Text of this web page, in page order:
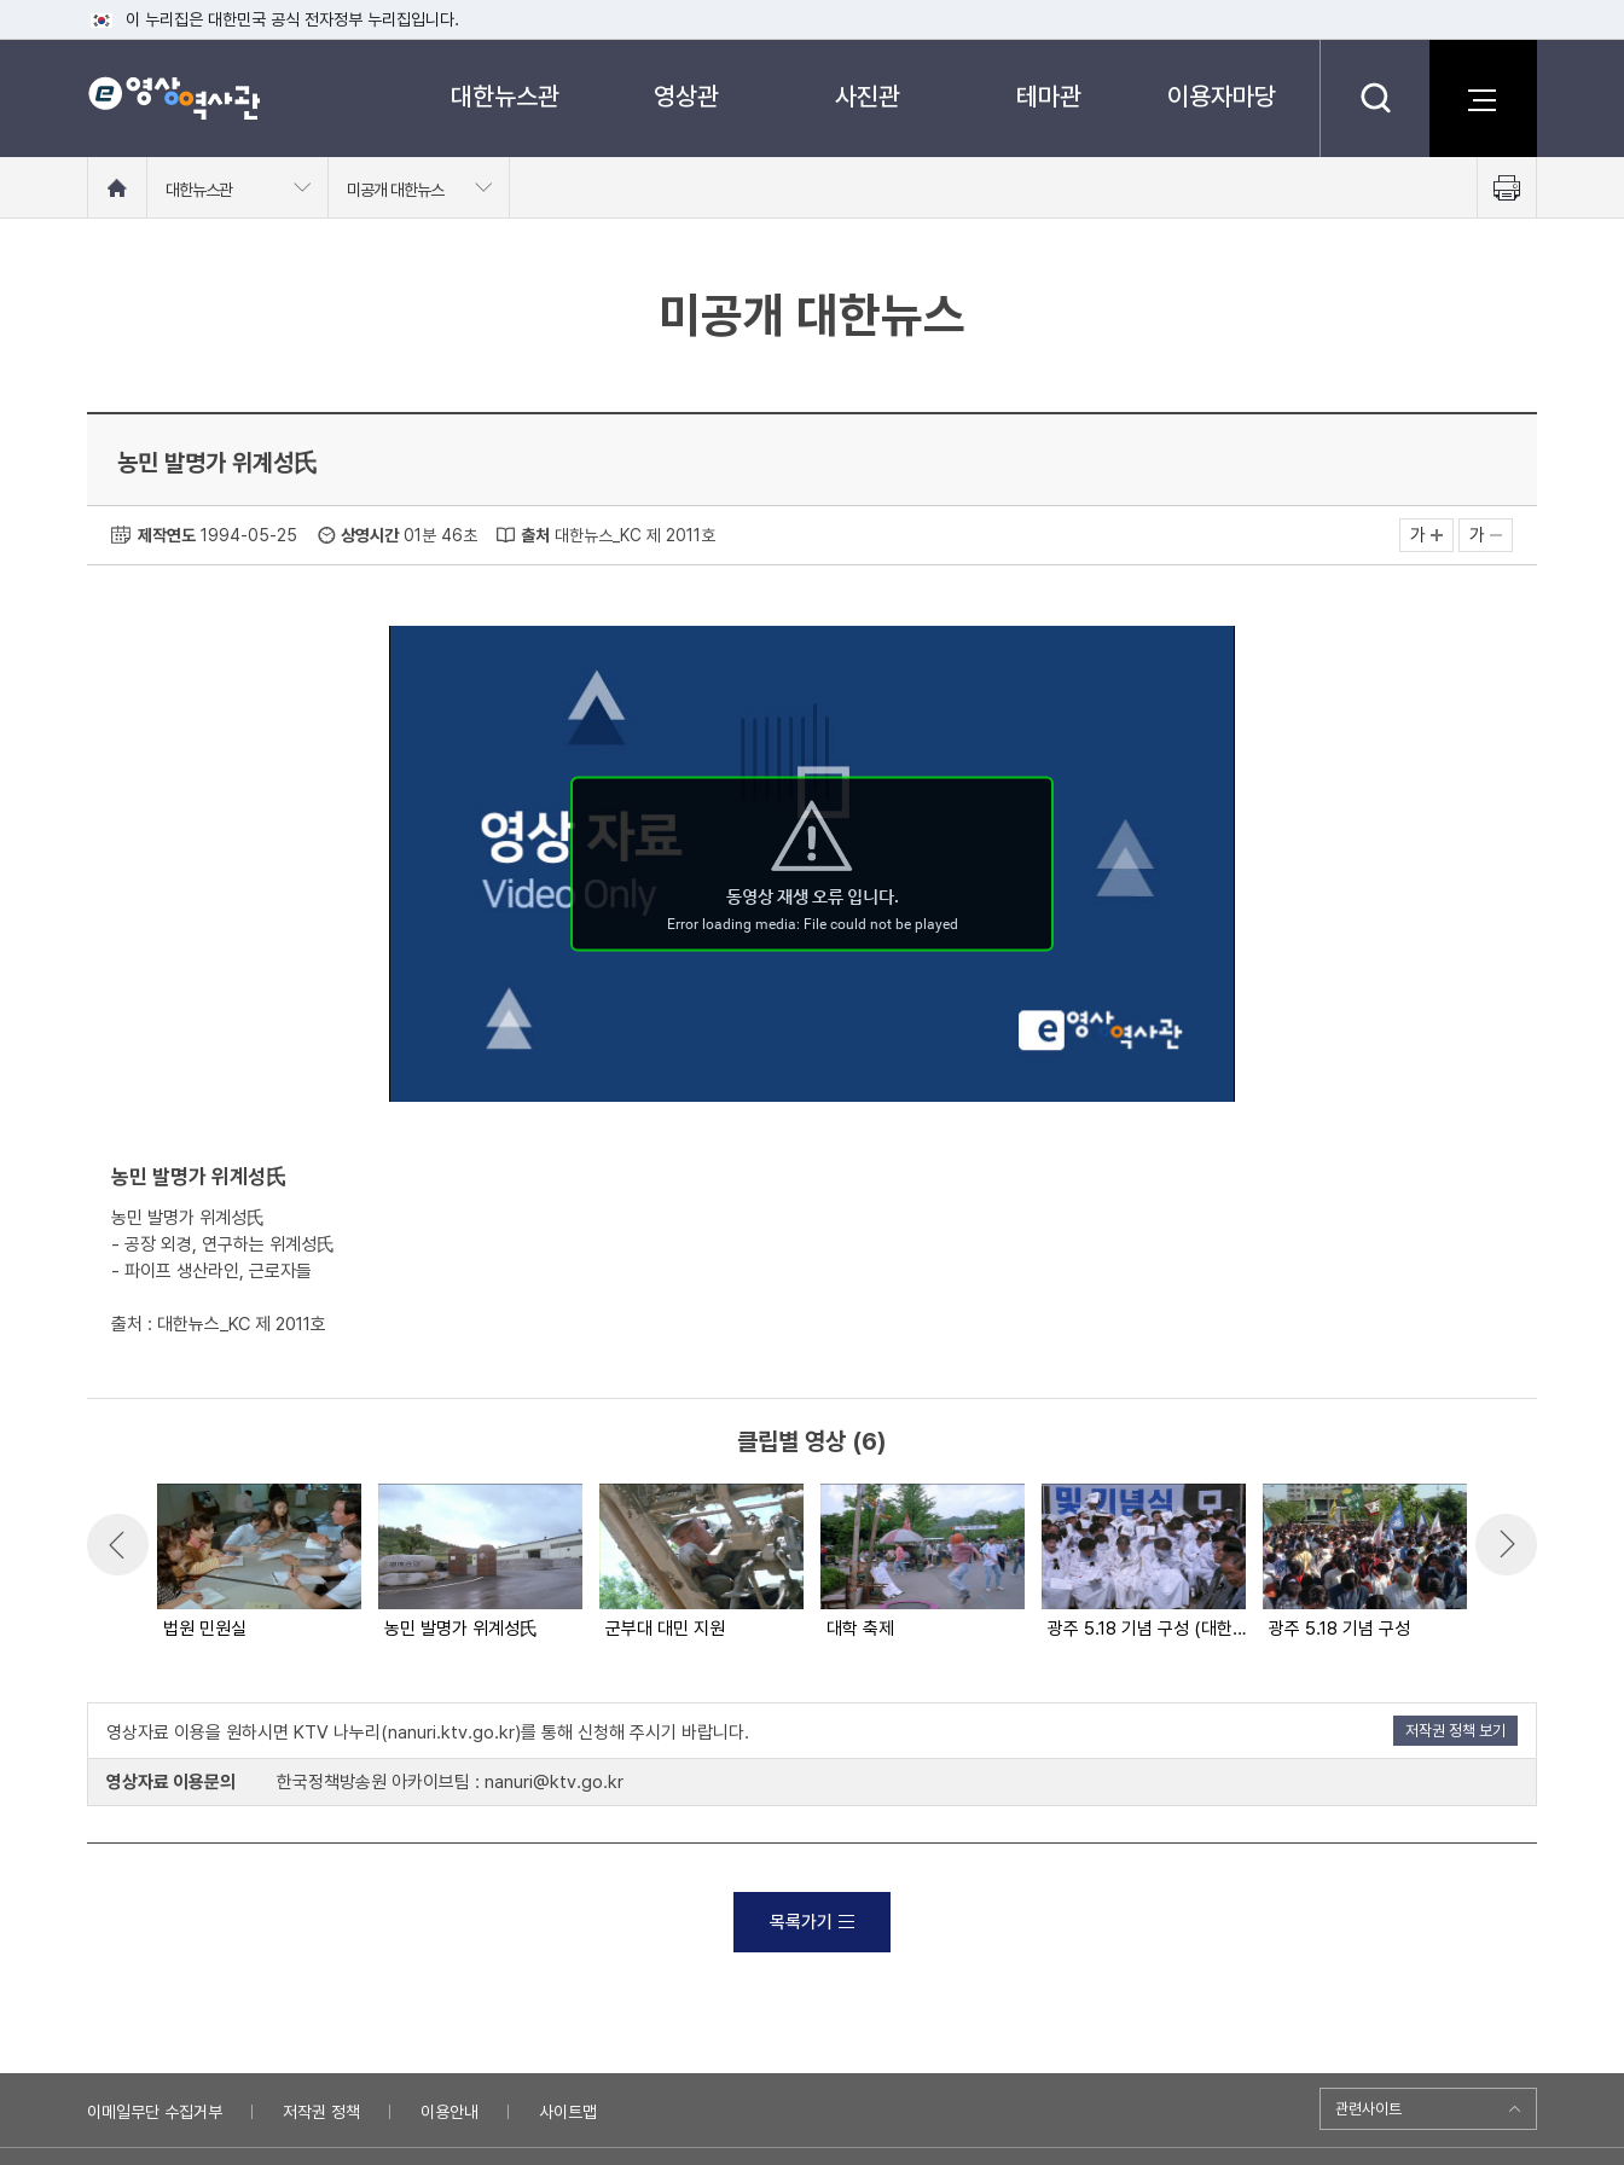
이 누리집은 대한민국 공식 전자정부 누리집입니다.
공식 누리집 주소 확인하기
go.kr 주소를 사용하는 누리집은 대한민국 정부기관이 관리하는 누리집입니다.
대한뉴스관 영상관 사진관 테마관 이용자마당
로
대한뉴스관 미공개 대한뉴스
트
미공개 대한뉴스
농민 발명가 위계성氏
제작연도 1994-05-25 상영시간01분 46초 출처 대한뉴스_KC 제 2011호 가 가
농민 발명가 위계성氏
농민 발명가 위계성氏
- 공장 외경, 연구하는 위계성氏
- 파이프 생산라인, 근로자들
출처 : 대한뉴스_KC 제 2011호
클립별 영상 (6)
법원 민원실 농민 발명가 위계성氏 군부대 대민 지원 대학 축제 광주 5.18 기념 구성 (대한뉴스 2011호 수록) 광주 5.18 기념 구성
영상자료 이용을 원하시면 KTV 나누리(nanuri.ktv.go.kr)를 통해 신청해 주시기 바랍니다. 저작권 정책 보기
영상자료 이용문의 한국정책방송원 아카이브팀 : nanuri@ktv.go.kr
목록가기
이메일무단 수집거부 저작권 정책 이용안내 사이트맵 관련사이트